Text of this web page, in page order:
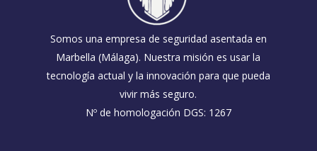
Somos una empresa de seguridad asentada en
Marbella (Málaga). Nuestra misión es usar la
tecnología actual y la innovación para que pueda
vivir más seguro.
Nº de homologación DGS: 1267